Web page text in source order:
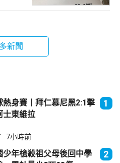
新聞
熱身賽丨拜仁慕尼黑2:1擊
士東維拉
1
7小時前
少年槍殺祖父母後回中學
2